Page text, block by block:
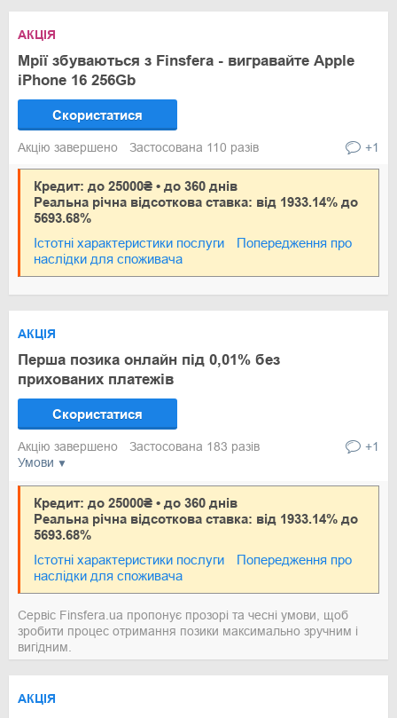
АКЦІЯ
Мрії збуваються з Finsfera - вигравайте Apple
iPhone 16 256Gb
Скористатися
Акцію завершено Застосована 110 разів +1
Кредит: до 25000₴ • до 360 днів
Реальна річна відсоткова ставка: від 1933.14% до
5693.68%
Істотні характеристики послуги
Попередження про
наслідки для споживача
Умови
АКЦІЯ
Перша позика онлайн під 0,01% без
прихованих платежів
Скористатися
Акцію завершено Застосована 183 разів +1
Кредит: до 25000₴ • до 360 днів
Реальна річна відсоткова ставка: від 1933.14% до
5693.68%
Істотні характеристики послуги
Попередження про
наслідки для споживача
Сервіс Finsfera.ua пропонує прозорі та чесні умови, щоб
зробити процес отримання позики максимально зручним і
вигідним.
АКЦІЯ